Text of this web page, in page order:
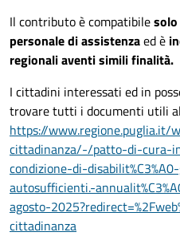
Il contributo è compatibilesolo
personale di assistenzaed è
regionali aventi simili finalità.
I cittadini interessati ed in
trovare tutti i documenti utili
https://
cittadinanza/-/patto-di-cura-
condizione-di-
autosufficienti.-
agosto-
cittadinanza